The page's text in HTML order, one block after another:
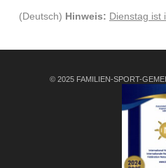
(Deutsch) Hinweis: Dienstag ist
© 2025 FAMILIEN-SPORT-